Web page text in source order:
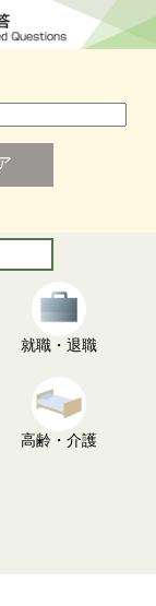
就職・退職
高齢・介護